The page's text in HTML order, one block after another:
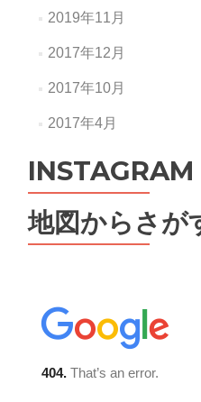
2019年11月
2017年12月
2017年10月
2017年4月
INSTAGRAM
地図からさが